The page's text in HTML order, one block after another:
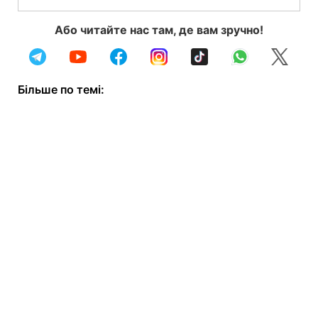
Або читайте нас там, де вам зручно!
Більше по темі: